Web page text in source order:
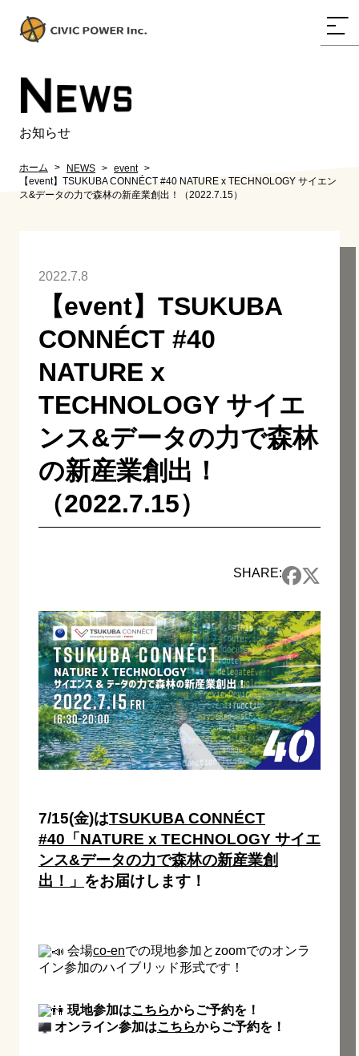
NEWS
お知らせ
ホーム NEWS
event
【event】TSUKUBA CONNÉCT #40 NATURE x TECHNOLOGY サイエン
ス&データの力で森林の新産業創出！（2022.7.15）
2022.7.8
【event】TSUKUBA
CONNÉCT #40
NATURE x
TECHNOLOGY サイエ
ンス&データの力で森林
の新産業創出！
（2022.7.15）
SHARE:
7/15(金)はTSUKUBA CONNÉCT
#40「NATURE x TECHNOLOGY サイエ
ンス&データの力で森林の新産業創
出！」 をお届けします！
会場co-enでの現地参加とzoomでのオンラ
イン参加のハイブリッド形式です！
現地参加はこちらからご予約を！
オンライン参加はこちらからご予約を！